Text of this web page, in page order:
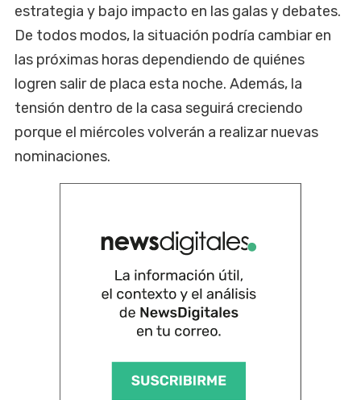
estrategia y bajo impacto en las galas y debates.
De todos modos, la situación podría cambiar en
las próximas horas dependiendo de quiénes
logren salir de placa esta noche. Además, la
tensión dentro de la casa seguirá creciendo
porque el miércoles volverán a realizar nuevas
nominaciones.